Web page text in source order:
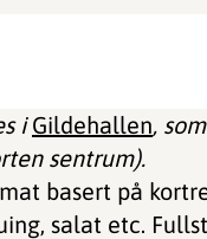
iGildehallen,
sentrum).
basert på
salat etc.